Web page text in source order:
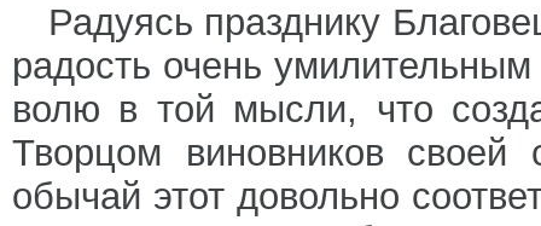
Радуясь празднику
радость очень
волю в той мысли, что
Творцом виновников своей
обычай этот довольно